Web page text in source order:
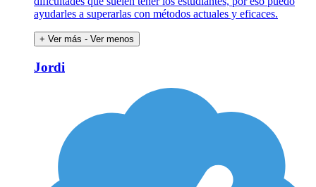
ayudarles a superarlas con métodos actuales y eficaces.
+ Ver más - Ver menos
Jordi